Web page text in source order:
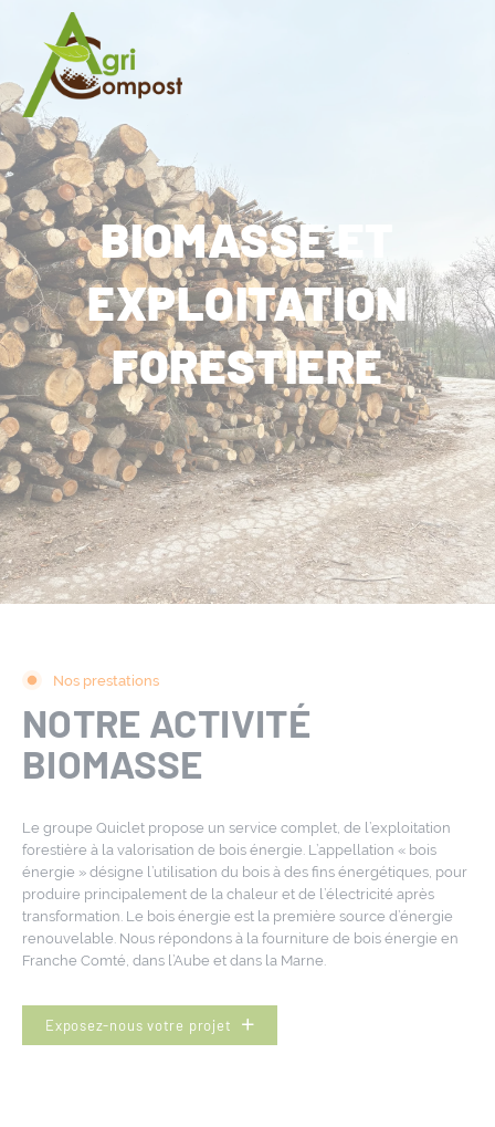
BIOMASSE ET
EXPLOITATION
FORESTIERE
Nos prestations
NOTRE ACTIVITÉ
BIOMASSE
Le groupe Quiclet propose un service complet, de l’exploitation
forestière à la valorisation de bois énergie. L’appellation « bois
énergie » désigne l’utilisation du bois à des fins énergétiques, pour
produire principalement de la chaleur et de l’électricité après
transformation. Le bois énergie est la première source d’énergie
renouvelable. Nous répondons à la fourniture de bois énergie en
Franche Comté, dans l’Aube et dans la Marne.
Exposez-nous votre projet
Cookies management panel